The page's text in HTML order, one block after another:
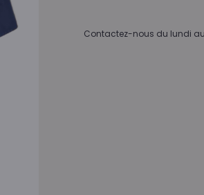
Contactez-nous du lundi au